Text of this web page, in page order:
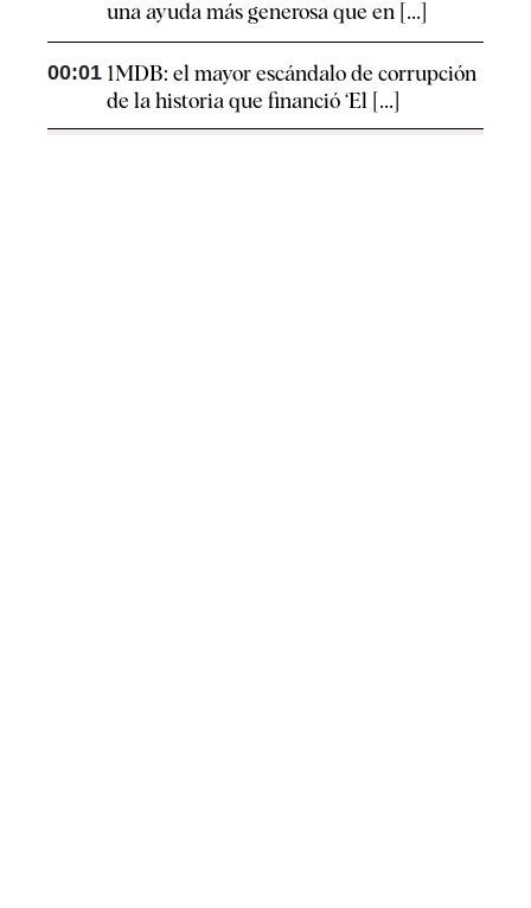
una ayuda más generosa que en [...]
00:01 1MDB: el mayor escándalo de corrupción
de la historia que financió ‘El [...]